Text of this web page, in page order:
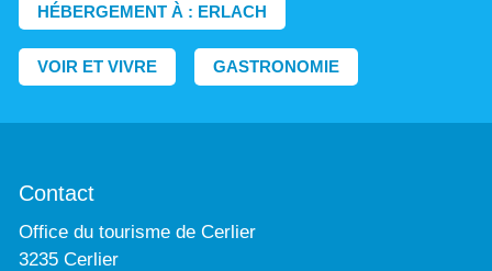
HÉBERGEMENT À : ERLACH
VOIR ET VIVRE GASTRONOMIE
Contact
Office du tourisme de Cerlier
3235 Cerlier